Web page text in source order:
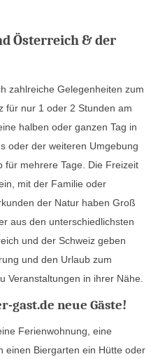
Österreich & der
zahlreiche Gelegenheiten zum
für nur 1 oder 2 Stunden am
halben oder ganzen Tag in
oder der weiteren Umgebung
für mehrere Tage. Die Freizeit
mit der Familie oder
der Natur haben Groß
und der Schweiz geben
und den Urlaub zum
Veranstaltungen in ihrer Nähe.
gast.de neue Gäste!
Ferienwohnung, eine
einen Biergarten ein Hütte oder